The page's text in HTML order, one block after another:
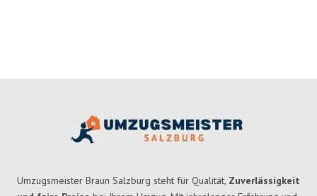
Umzugsmeister Braun Salzburg steht für Qualität, Zuverlässigkeit